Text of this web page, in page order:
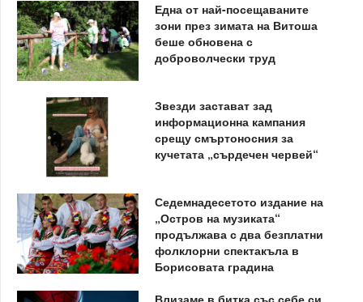
Една от най-посещаваните
зони през зимата на Витоша
беше обновена с
доброволчески труд
Звезди застават зад
информационна кампания
срещу смъртоносния за
кучетата „сърдечен червей“
Седемнадесетото издание на
„Остров на музиката“
продължава с два безплатни
фолклорни спектакъла в
Борисовата градина